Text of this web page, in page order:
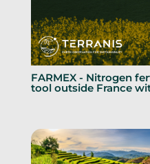
FARMEX - Nitrogen
tool outside France